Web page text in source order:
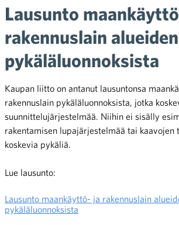
Lausunto
rakennuslain
pykäläluonnoksista
Kaupan liitto on antanut lausuntonsa
rakennuslain pykäläluonnoksista, jotka
suunnittelujärjestelmää. Niihin ei sisälly
rakentamisen lupajärjestelmää tai kaavojen
koskevia pykäliä.
Lue lausunto:
Lausunto maankäyttö- ja rakennuslain
pykäläluonnoksista